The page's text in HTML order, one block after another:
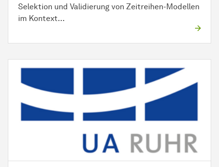
Selektion und Validierung von Zeitreihen-Modellen
im Kontext…